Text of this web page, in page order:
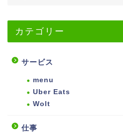
カテゴリー
サービス
menu
Uber Eats
Wolt
仕事